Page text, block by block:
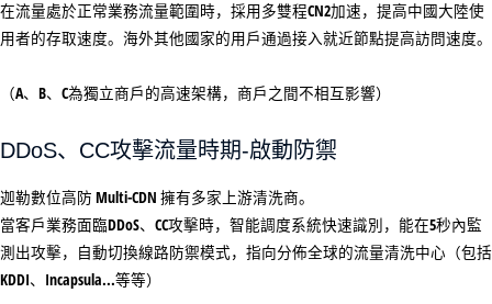
在流量處於正常業務流量範圍時，採用多雙程CN2加速，提高中國大陸使
用者的存取速度。海外其他國家的用戶通過接入就近節點提高訪問速度。
（A、B、C為獨立商戶的高速架構，商戶之間不相互影響）
DDoS、CC攻擊流量時期-啟動防禦
迦勒數位高防 Multi-CDN 擁有多家上游清洗商。
當客戶業務面臨DDoS、CC攻擊時，智能調度系統快速識別，能在5秒內監
測出攻擊，自動切換線路防禦模式，指向分佈全球的流量清洗中心（包括
KDDI、Incapsula...等等）